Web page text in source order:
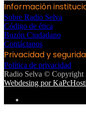
Información
Sobre Radio Selva
Código de ética
Buzón Ciudadano
Contáctanos
Privacidad y
Política de privacidad
Radio Selva © Copyright
Webdesing por